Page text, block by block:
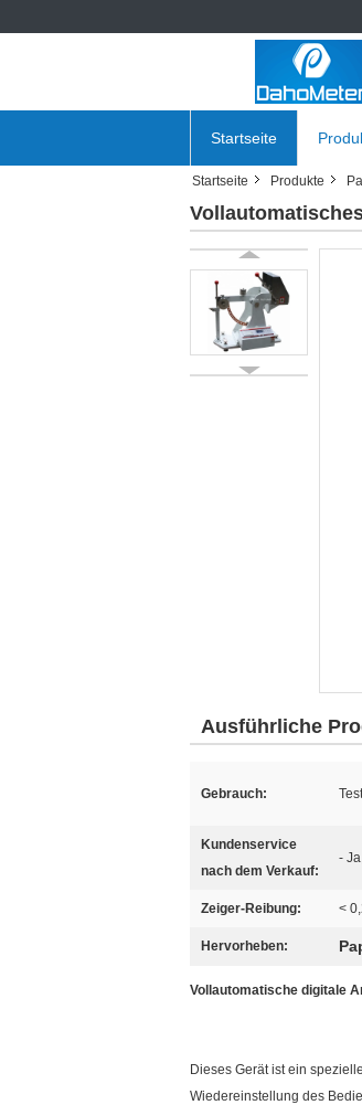
Startseite
Startseite Produkte
Ausführliche
Gebrauch:
Kundenservice
nach dem Verkauf:
-
Zeiger-Reibung: <
Hervorheben:
Vollautomatische digitale
Dieses Gerät ist ein
Wiedereinstellung des